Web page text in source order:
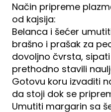
Način pripreme
od kajsija:
Belanca i šećer
brašno i prašak za
dovoljno čvrsta,
prethodno stavili
Gotovu koru izvaditi
da stoji dok se
Umutiti margarin sa